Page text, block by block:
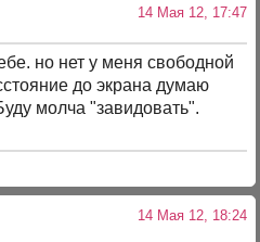
14 Мая 12, 17:47
но нет у меня свободной
до экрана думаю
молча "завидовать".
14 Мая 12, 18:24